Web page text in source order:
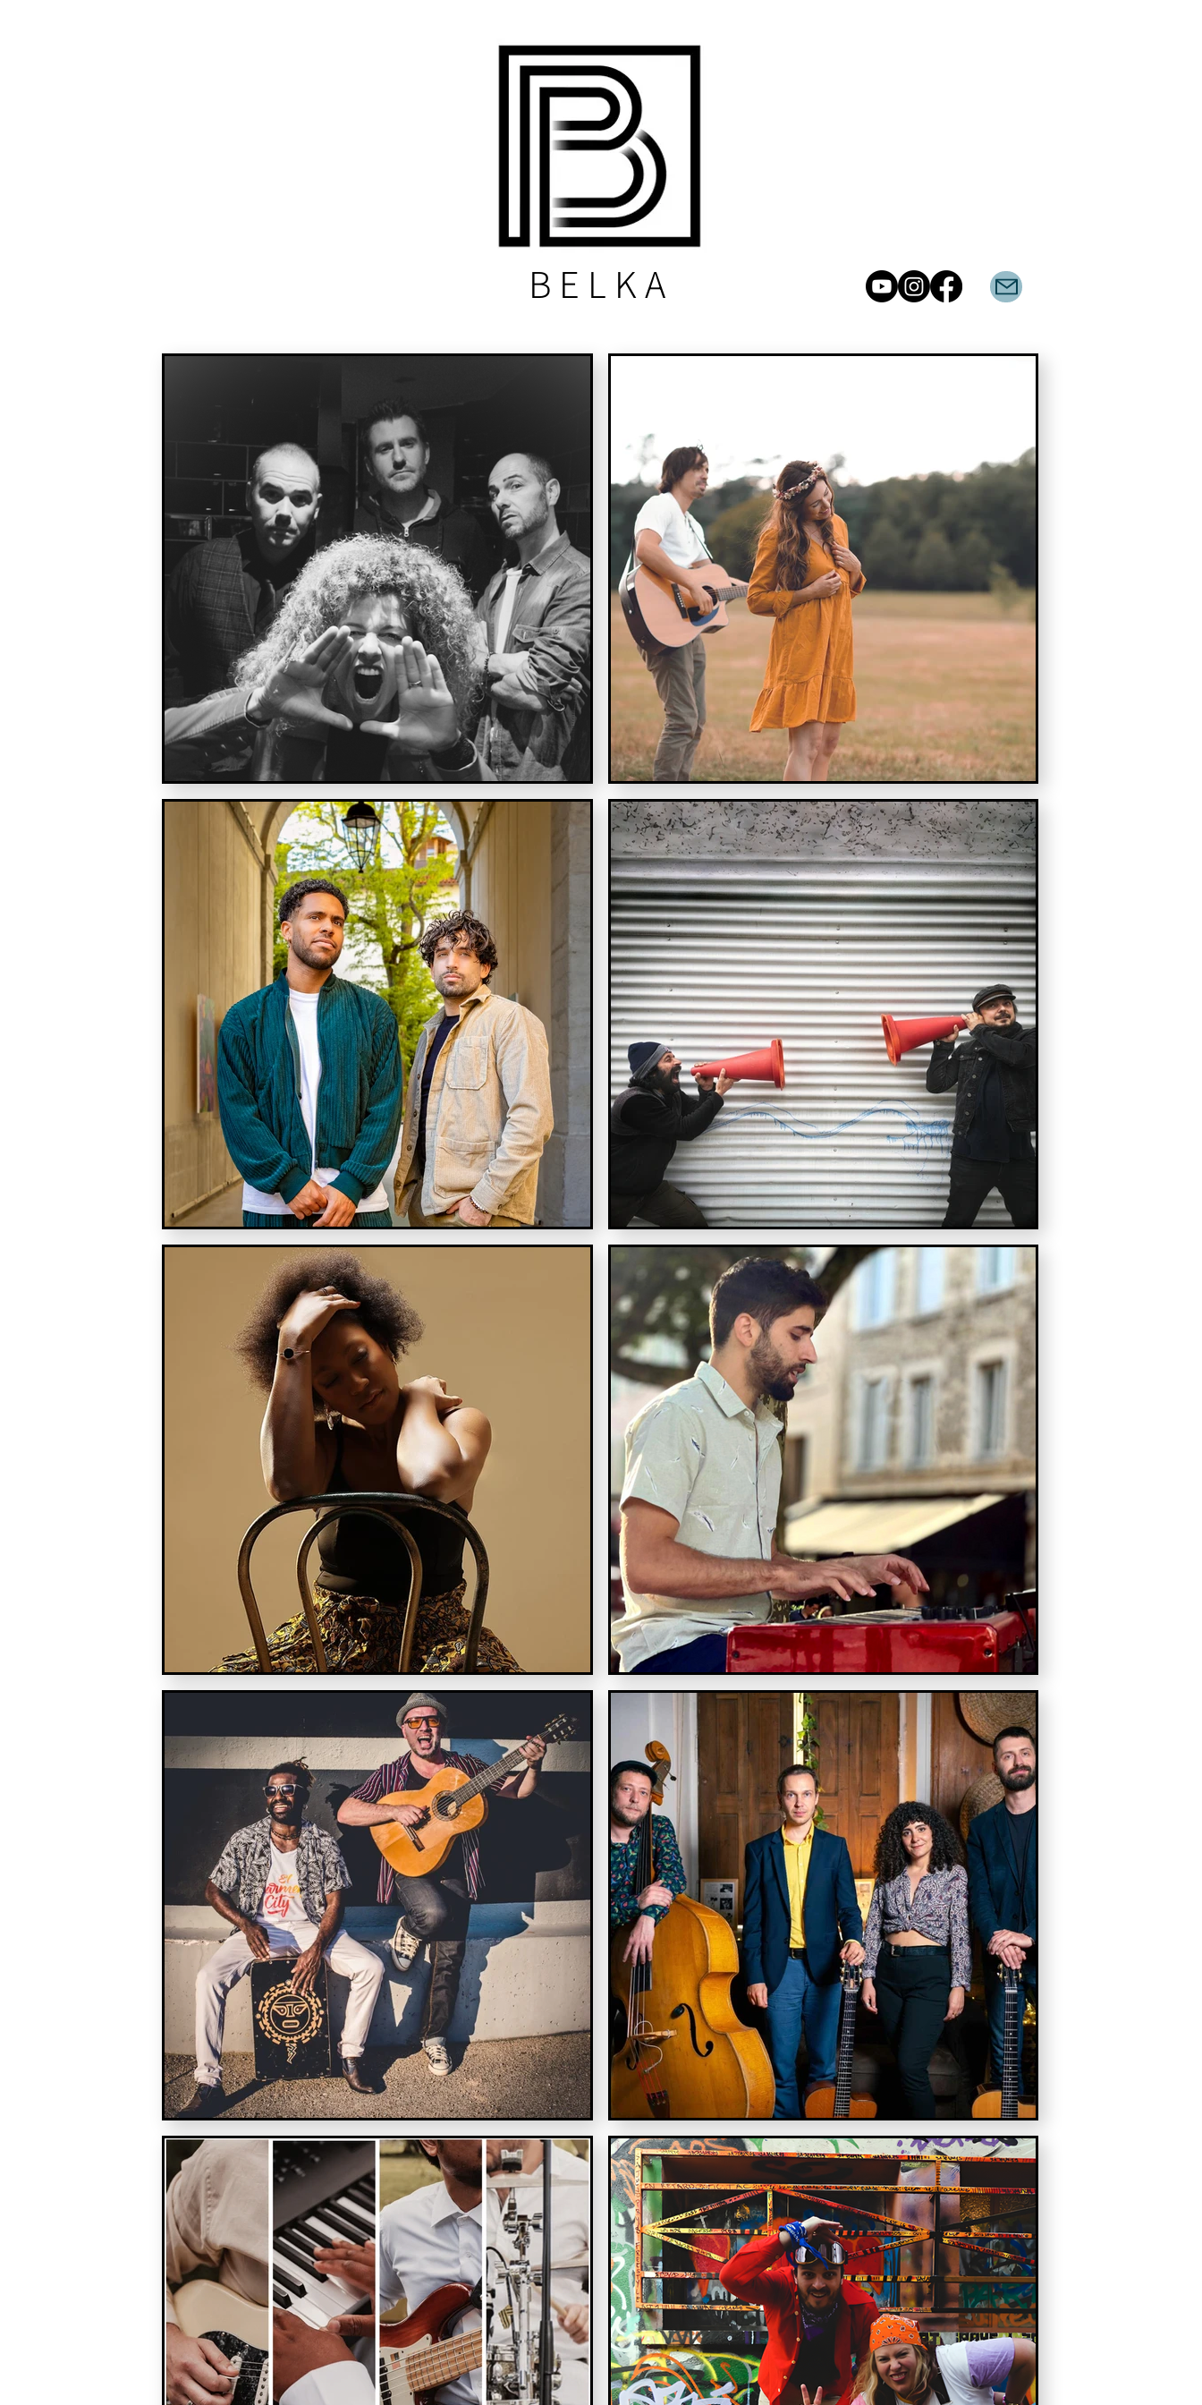
BELKA